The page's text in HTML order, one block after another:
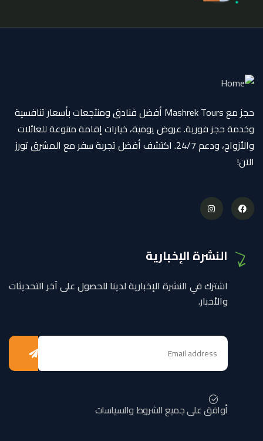
حجز مع Mashrek Tours أفضل فنادق ومنتجعات بأسعار تنافسية
وخدمة حجز فورية. عروض يومية، خيارات إقامة متنوعة للعائلات
والأزواج، ودعم 24/7. اكتشف أفضل تجربة سفر مع المشرق تورز
الآن!
النشرة الإخبارية
اشترك في النشرة الإخبارية لدينا للحصول على آخر التحديثات
والأخبار.
أوافق على جميع الشروط والسياسات